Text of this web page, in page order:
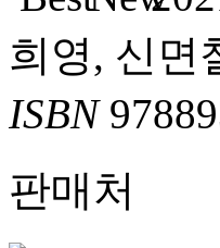
희영, 신면
ISBN
판매처